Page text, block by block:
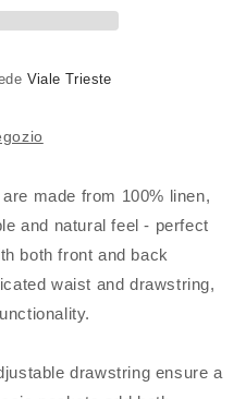
Viale Trieste
made from 100% linen,
and natural feel - perfect
both front and back
waist and drawstring,
drawstring ensure a